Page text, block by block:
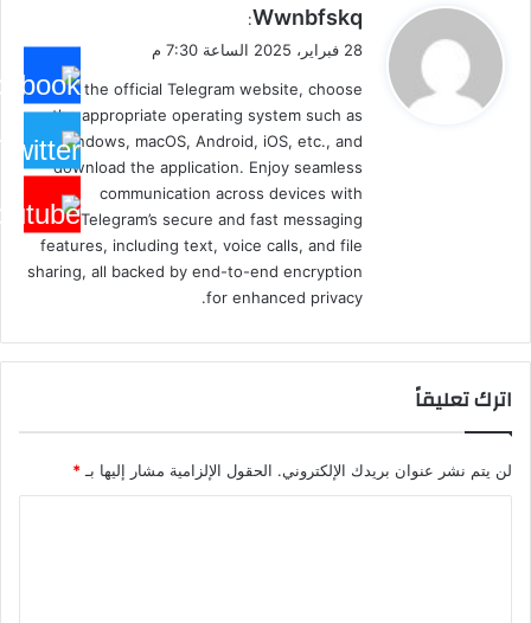
ي
ل
Wwnbfskq
:
28 فبراير، 2025 الساعة 7:30 م
Visit the official Telegram website, choose
the appropriate operating system such as
Windows, macOS, Android, iOS, etc., and
download the application. Enjoy seamless
communication across devices with
Telegram’s secure and fast messaging
features, including text, voice calls, and file
sharing, all backed by end-to-end encryption
for enhanced privacy.
اترك تعليقاً
لن يتم نشر عنوان بريدك الإلكتروني. الحقول الإلزامية مشار إليها بـ *